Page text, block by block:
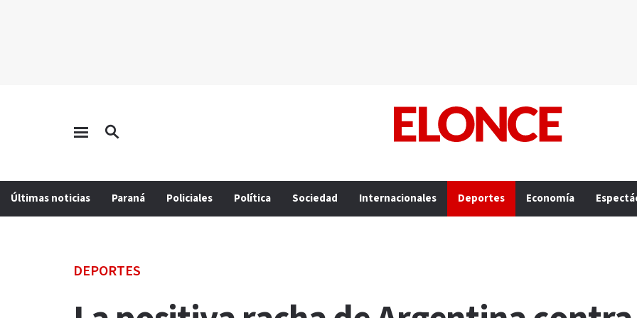
Últimas noticias Paraná Policiales Política Sociedad Internacionales Deportes Economía
DEPORTES